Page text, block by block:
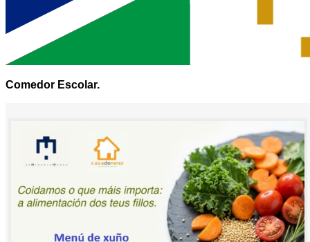
Comedor Escolar.